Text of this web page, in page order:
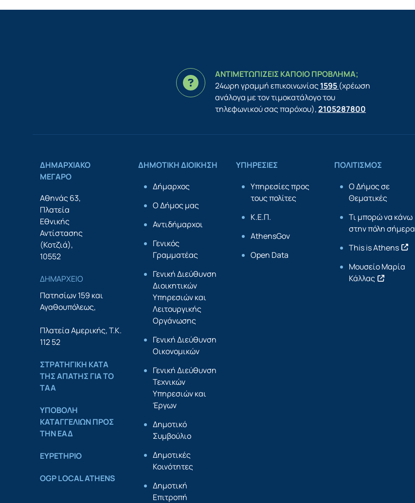
ΑΝΤΙΜΕΤΩΠΙΖΕΙΣ ΚΑΠΟΙΟ ΠΡΟΒΛΗΜΑ;
24ωρη γραμμή επικοινωνίας1595 (χρέωση
ανάλογα με τον τιμοκατάλογο του
τηλεφωνικού σας παρόχου),2105287800
ΔΗΜΑΡΧΙΑΚΟ
ΜΕΓΑΡΟ
Αθηνάς 63,
Πλατεία
Εθνικής
Αντίστασης
(Κοτζιά),
10552
ΔΗΜΑΡΧΕΙΟ
Πατησίων 159 και
Αγαθουπόλεως,
Πλατεία Αμερικής, Τ.Κ.
112 52
ΣΤΡΑΤΗΓΙΚΗ ΚΑΤΑ
ΤΗΣ ΑΠΑΤΗΣ ΓΙΑ ΤΟ
ΤΑΑ
YΠΟΒΟΛΗ
ΚΑΤΑΓΓΕΛΙΩΝ ΠΡΟΣ
ΤΗΝ ΕΑΔ
ΕΥΡΕΤΗΡΙΟ
OGP LOCAL ATHENS
ΔΗΜΟΤΙΚΗ ΔΙΟΙΚΗΣΗ
Δήμαρχος
Ο Δήμος μας
Αντιδήμαρχοι
Γενικός
Γραμματέας
Γενική Διεύθυνση
Διοικητικών
Υπηρεσιών και
Λειτουργικής
Οργάνωσης
Γενική Διεύθυνση
Οικονομικών
Γενική Διεύθυνση
Τεχνικών
Υπηρεσιών και
Έργων
Δημοτικό
Συμβούλιο
Δημοτικές
Κοινότητες
Δημοτική
Επιτροπή
ΥΠΗΡΕΣΙΕΣ
Υπηρεσίες προς
τους πολίτες
Κ.Ε.Π.
AthensGov
Open Data
ΠΟΛΙΤΙΣΜΟΣ
Ο Δήμος σε
Θεματικές
Τι μπορώ να κάνω
στην πόλη σήμερα
This is Athens
Μουσείο Μαρία
Κάλλας